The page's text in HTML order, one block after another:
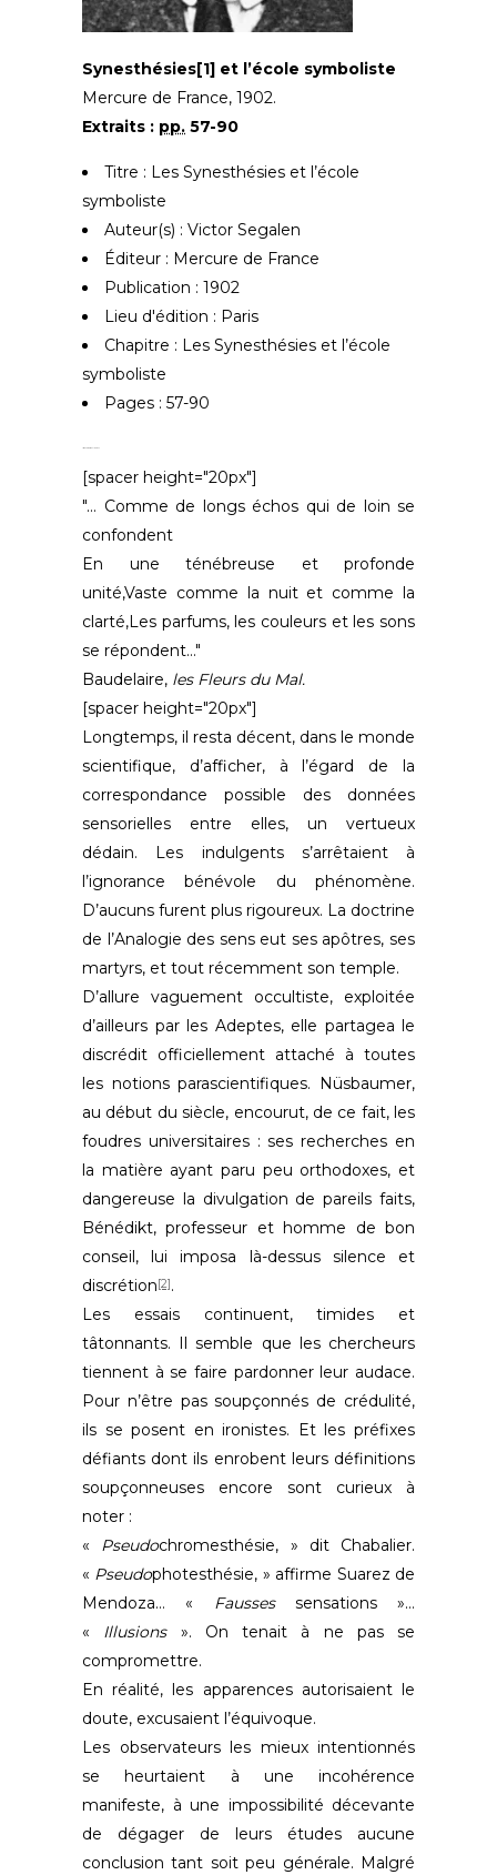
Synesthésies[1] et l’école symboliste
Mercure de France, 1902.
Extraits : pp. 57-90
Titre : Les Synesthésies et l’école
symboliste
Auteur(s) : Victor Segalen
Éditeur : Mercure de France
Publication : 1902
Lieu d'édition : Paris
Chapitre : Les Synesthésies et l’école
symboliste
Pages : 57-90
[spacer height="20px"]
"… Comme de longs échos qui de loin se
confondent
En une ténébreuse et profonde
unité,Vaste comme la nuit et comme la
clarté,Les parfums, les couleurs et les sons
se répondent…"
Baudelaire, les Fleurs du Mal.
[spacer height="20px"]
Longtemps, il resta décent, dans le monde
scientifique, d’afficher, à l’égard de la
correspondance possible des données
sensorielles entre elles, un vertueux
dédain. Les indulgents s’arrêtaient à
l’ignorance bénévole du phénomène.
D’aucuns furent plus rigoureux. La doctrine
de l’Analogie des sens eut ses apôtres, ses
martyrs, et tout récemment son temple.
D’allure vaguement occultiste, exploitée
d’ailleurs par les Adeptes, elle partagea le
discrédit officiellement attaché à toutes
les notions parascientifiques. Nüsbaumer,
au début du siècle, encourut, de ce fait, les
foudres universitaires : ses recherches en
la matière ayant paru peu orthodoxes, et
dangereuse la divulgation de pareils faits,
Bénédikt, professeur et homme de bon
conseil, lui imposa là-dessus silence et
discrétion [2] .
Les essais continuent, timides et
tâtonnants. Il semble que les chercheurs
tiennent à se faire pardonner leur audace.
Pour n’être pas soupçonnés de crédulité,
ils se posent en ironistes. Et les préfixes
défiants dont ils enrobent leurs définitions
soupçonneuses encore sont curieux à
noter :
« Pseudochromesthésie, » dit Chabalier.
« Pseudophotesthésie, » affirme Suarez de
Mendoza… « Faussessensations »…
« Illusions». On tenait à ne pas se
compromettre.
En réalité, les apparences autorisaient le
doute, excusaient l’équivoque.
Les observateurs les mieux intentionnés
se heurtaient à une incohérence
manifeste, à une impossibilité décevante
de dégager de leurs études aucune
conclusion tant soit peu générale. Malgré